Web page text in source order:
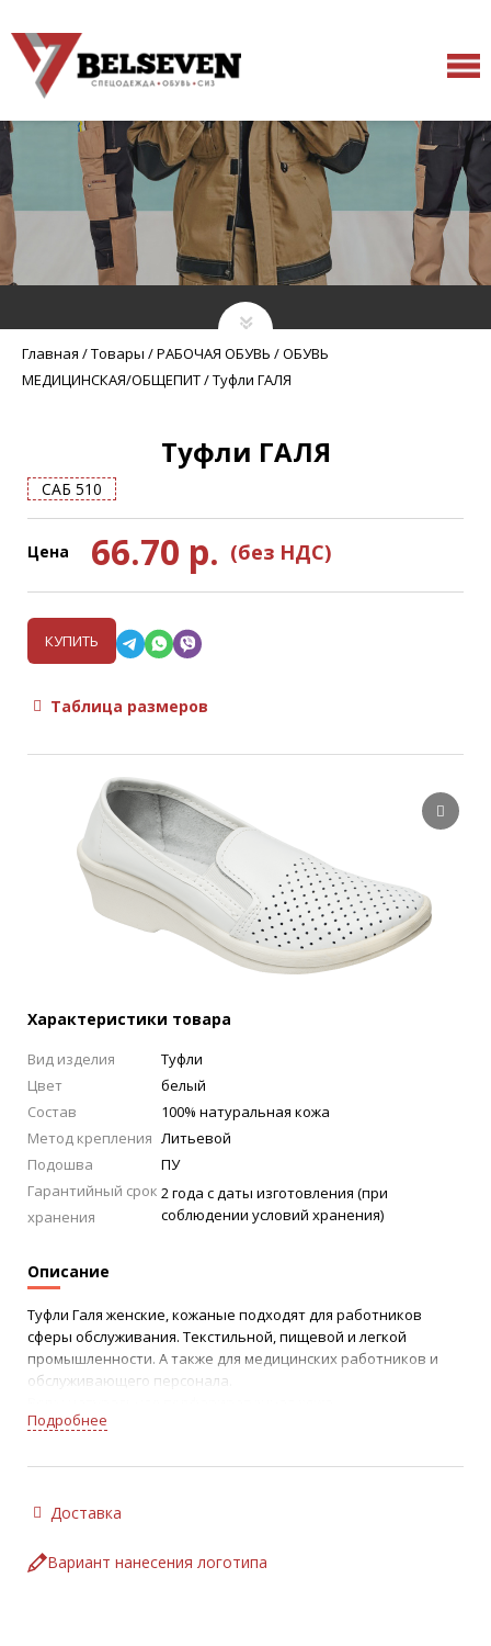
Главная /Товары /РАБОЧАЯ ОБУВЬ /ОБУВЬ
МЕДИЦИНСКАЯ/ОБЩЕПИТ/Туфли ГАЛЯ
Туфли ГАЛЯ
САБ 510
Цена 66.70 р. (без НДС)
КУПИТЬ
Таблица размеров
Характеристики товара
Описание
Туфли Галя женские, кожаные подходят для работников
сферы обслуживания. Текстильной, пищевой и легкой
промышленности. А также для медицинских работников и
обслуживающего персонала.
Подошва: поливинилхлорид (ПВХ).
Метод крепления: литьевой
Цвет: белый
ГОСТ 26167-2005
Вид изделия
Туфли
Цвет
белый
Состав
100% натуральная кожа
Метод крепления Литьевой
Подошва
ПУ
Гарантийный срок
хранения
2 года с даты изготовления (при
соблюдении условий хранения)
Подробнее
Доставка
Вариант нанесения логотипа